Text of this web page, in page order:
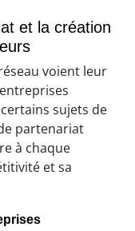
et la création
voient leur
sujets de
partenariat
à chaque
et sa